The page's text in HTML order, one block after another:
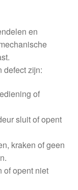
en
defect zijn:
of
sluit of opent
kraken of geen
of opent niet